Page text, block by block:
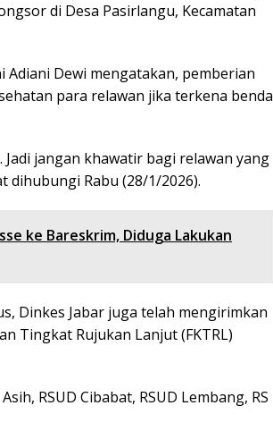
di Desa Pasirlangu, Kecamatan
Adiani Dewi mengatakan, pemberian
para relawan jika terkena benda
jangan khawatir bagi relawan yang
dihubungi Rabu (28/1/2026).
ke Bareskrim, Diduga Lakukan
Dinkes Jabar juga telah mengirimkan
Tingkat Rujukan Lanjut (FKTRL)
RSUD Cibabat, RSUD Lembang, RS